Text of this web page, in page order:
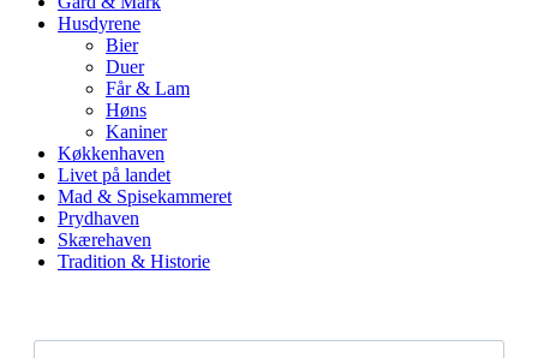
Husdyrene
Bier
Duer
Får & Lam
Høns
Kaniner
Køkkenhaven
Livet på landet
Mad & Spisekammeret
Prydhaven
Skærehaven
Tradition & Historie